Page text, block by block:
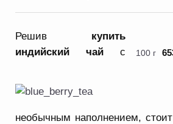
100 г
Решив купить
индийский чай с
необычным наполнением,